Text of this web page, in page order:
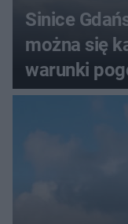
Sinice
można się
warunki